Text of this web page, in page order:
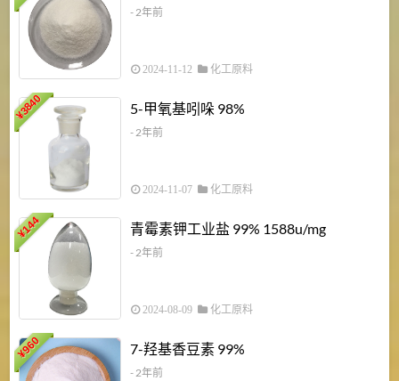
- 2年前
2024-11-12 化工原料
¥
3840 5-甲氧基吲哚 98%
- 2年前
2024-11-07 化工原料
¥
144 青霉素钾工业盐 99% 1588u/mg
- 2年前
2024-08-09 化工原料
¥
960 7-羟基香豆素 99%
- 2年前